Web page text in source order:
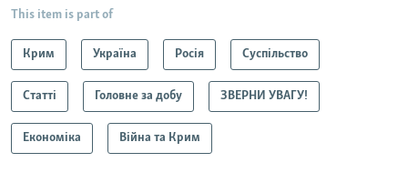
This item is part of
Крим Україна Росія Суспільство
Статті Головне за добу ЗВЕРНИ УВАГУ!
Економіка Війна та Крим